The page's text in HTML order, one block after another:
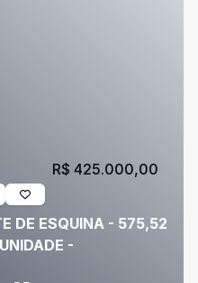
DE ESQUINA - 575,52
-
R$ 425.000,00